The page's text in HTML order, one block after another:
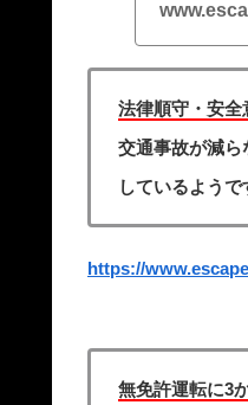
法律順守・安全
交通事故が減ら
しているよう
https://
無免許運転に3